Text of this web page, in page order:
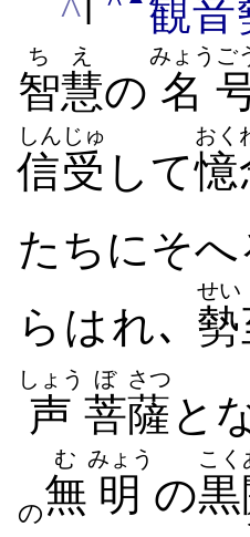
^｢ 観音
智慧
ちえ
の 名
みょう ご
信受
しんじゅ
して憶
おく
たち​に​そ
らはれ､ 勢
せい
声
しょう
菩
ぼ
薩
さつ
と​
の無
む
明
みょう
の
こく